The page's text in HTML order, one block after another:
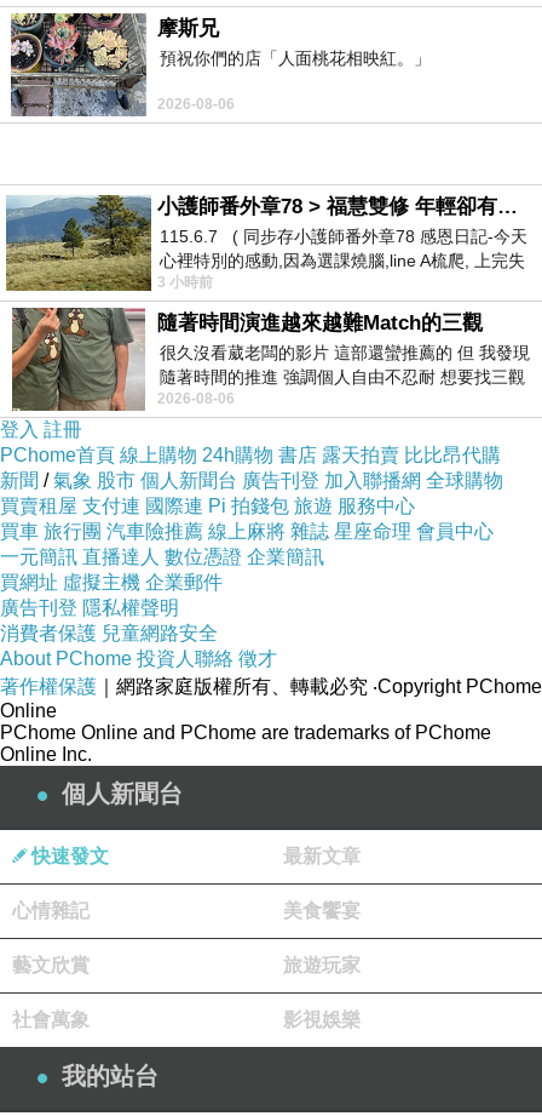
摩斯兄
預祝你們的店「人面桃花相映紅。」
2026-08-06
小護師番外章78 > 福慧雙修 年輕卻有個老靈魂 ㄑ金剛經〉podcast
115.6.7 ( 同步存小護師番外章78 感恩日記-今天
心裡特別的感動,因為選課燒腦,line A梳爬, 上完失
智課的她,特來傾
3 小時前
隨著時間演進越來越難Match的三觀
很久沒看葳老闆的影片 這部還蠻推薦的 但 我發現
隨著時間的推進 強調個人自由不忍耐 想要找三觀
接近的不要說對象 連朋友都超
2026-08-06
登入 註冊
PChome首頁 線上購物 24h購物 書店 露天拍賣 比比昂代購
新聞 /氣象 股市 個人新聞台 廣告刊登 加入聯播網 全球購物
買賣租屋 支付連 國際連 Pi 拍錢包 旅遊 服務中心
買車 旅行團 汽車險推薦 線上麻將 雜誌 星座命理 會員中心
一元簡訊 直播達人 數位憑證 企業簡訊
買網址 虛擬主機 企業郵件
廣告刊登 隱私權聲明
消費者保護 兒童網路安全
About PChome 投資人聯絡 徵才
著作權保護 ｜網路家庭版權所有、轉載必究 ‧Copyright PChome
Online
PChome Online and PChome are trademarks of PChome
Online Inc.
個人新聞台
快速發文 最新文章
心情雜記 美食饗宴
藝文欣賞 旅遊玩家
社會萬象 影視娛樂
我的站台